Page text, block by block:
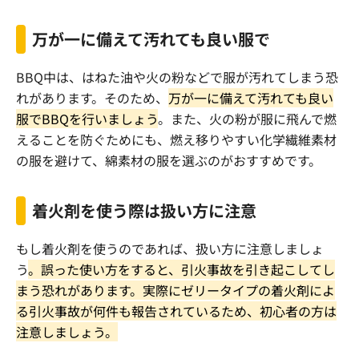
万が一に備えて汚れても良い服で
BBQ中は、はねた油や火の粉などで服が汚れてしまう恐
れがあります。そのため、 万が一に備えて汚れても良い
服でBBQを行いましょう。また、火の粉が服に飛んで燃
えることを防ぐためにも、燃え移りやすい化学繊維素材
の服を避けて、綿素材の服を選ぶのがおすすめです。
着火剤を使う際は扱い方に注意
もし着火剤を使うのであれば、扱い方に注意しましょ
う。誤った使い方をすると、引火事故を引き起こしてし
まう恐れがあります。実際にゼリータイプの着火剤によ
る引火事故が何件も報告されているため、初心者の方は
注意しましょう。